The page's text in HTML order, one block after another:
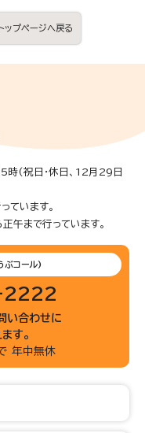
トップページへ戻る
時(祝日・休日、12月29日
ています。
午まで行っています。
ぶコール)
い合わせに
す。
年中無休